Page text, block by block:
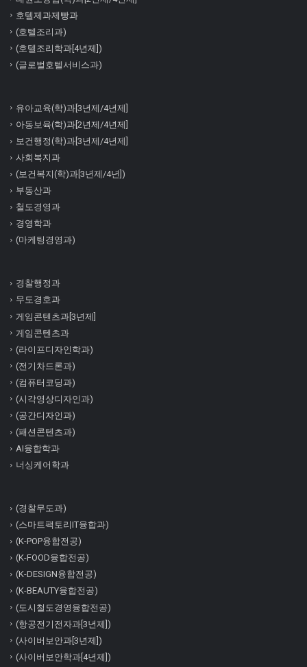
호텔제과제빵과
(호텔조리과)
(호텔조리학과[4년제])
(글로벌호텔서비스과)
유아교육(학)과[3년제/4년제]
아동보육(학)과[2년제/4년제]
보건행정(학)과[3년제/4년제]
사회복지과
(보건복지(학)과[3년제/4년])
부동산과
철도경영과
경영학과
(마케팅경영과)
경찰행정과
무도경호과
게임콘텐츠과[3년제]
게임콘텐츠과
(라이프디자인학과)
(전기차드론과)
(컴퓨터코딩과)
(시각영상디자인과)
(공간디자인과)
(패션콘텐츠과)
AI융합학과
너싱케어학과
(경찰무도과)
(스마트팩토리IT융합과)
(K-POP융합전공)
(K-FOOD융합전공)
(K-DESIGN융합전공)
(K-BEAUTY융합전공)
(도시철도경영융합전공)
(항공전기전자과[3년제])
(사이버보안과[3년제])
(사이버보안학과[4년제])